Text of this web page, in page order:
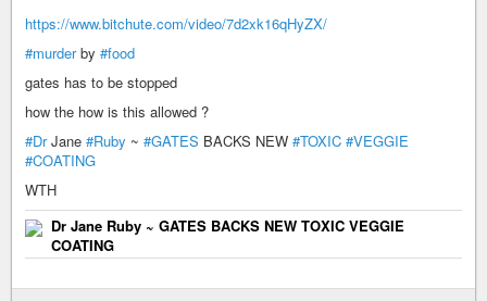
https://www.bitchute.com/video/7d2xk16qHyZX/
#murderby #food
gates has to be stopped
how the how is this allowed ?
#DrJane #Ruby ~ #GATES BACKS NEW #TOXIC #VEGGIE
#COATING
WTH
Dr Jane Ruby ~ GATES BACKS NEW TOXIC VEGGIE
COATING